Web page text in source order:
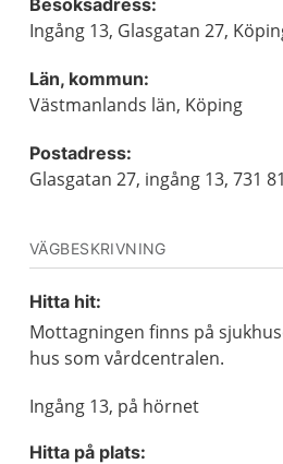
Besöksadress:
Ingång 13, Glasgatan 27,
Län, kommun:
Västmanlands län, Köping
Postadress:
Glasgatan 27, ingång 13, 731
VÄGBESKRIVNING
Hitta hit:
Mottagningen finns på
hus som vårdcentralen.
Ingång 13, på hörnet
Hitta på plats: